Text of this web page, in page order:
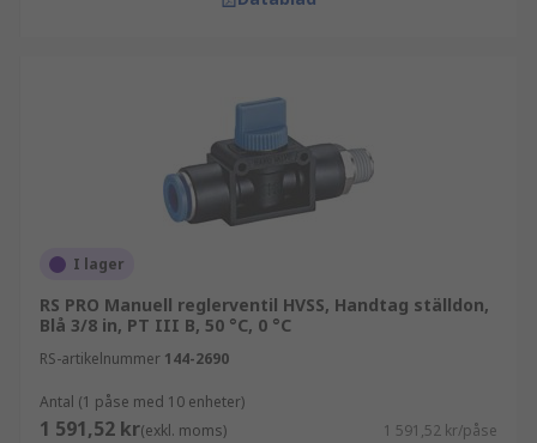
I lager
RS PRO Manuell reglerventil HVSS, Handtag ställdon,
Blå 3/8 in, PT III B, 50 °C, 0 °C
RS-artikelnummer 144-2690
Antal (1 påse med 10 enheter)
1 591,52 kr(exkl. moms) 1 591,52 kr/påse